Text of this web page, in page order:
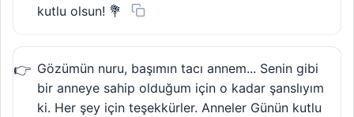
kutlu olsun! 💐
Gözümün nuru, başımın tacı annem... Senin gibi
bir anneye sahip olduğum için o kadar şanslıyım
ki. Her şey için teşekkürler. Anneler Günün kutlu